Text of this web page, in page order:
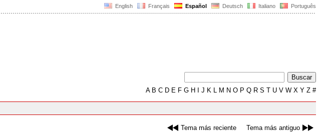
English Français Español Deutsch Italiano Português
AB C D E F G H J K L M N O P Q R S T U V W X Y Z #
Tema más reciente Tema más antiguo